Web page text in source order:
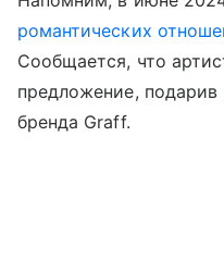
романтических
Сообщается, что
предложение,
бренда Graff.